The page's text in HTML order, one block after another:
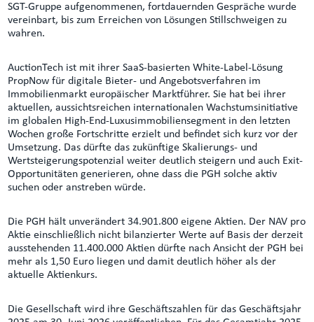
SGT-Gruppe aufgenommenen, fortdauernden Gespräche wurde
vereinbart, bis zum Erreichen von Lösungen Stillschweigen zu
wahren.
AuctionTech ist mit ihrer SaaS‑basierten White‑Label‑Lösung
PropNow für digitale Bieter‑ und Angebotsverfahren im
Immobilienmarkt europäischer Marktführer. Sie hat bei ihrer
aktuellen, aussichtsreichen internationalen Wachstumsinitiative
im globalen High‑End-Luxusimmobiliensegment in den letzten
Wochen große Fortschritte erzielt und befindet sich kurz vor der
Umsetzung. Das dürfte das zukünftige Skalierungs- und
Wertsteigerungspotenzial weiter deutlich steigern und auch Exit-
Opportunitäten generieren, ohne dass die PGH solche aktiv
suchen oder anstreben würde.
Die PGH hält unverändert 34.901.800 eigene Aktien. Der NAV pro
Aktie einschließlich nicht bilanzierter Werte auf Basis der derzeit
ausstehenden 11.400.000 Aktien dürfte nach Ansicht der PGH bei
mehr als 1,50 Euro liegen und damit deutlich höher als der
aktuelle Aktienkurs.
Die Gesellschaft wird ihre Geschäftszahlen für das Geschäftsjahr